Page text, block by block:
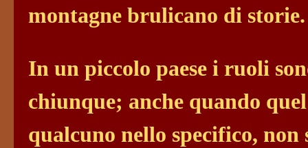
montagne brulicano di
In un piccolo paese i ruoli
chiunque; anche quando
qualcuno nello specifico, non